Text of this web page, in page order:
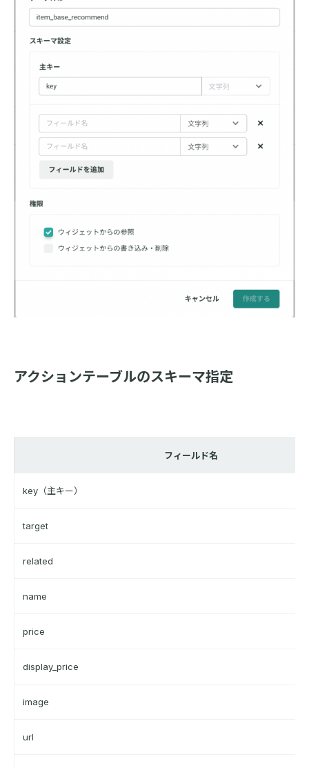
アクションテーブルのスキーマ指定
フィールド名
key（主キー）
target
related
name
price
display_price
image
url